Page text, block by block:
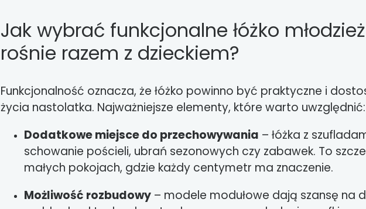
Jak wybrać funkcjonalne łóżko
rośnie razem z dzieckiem?
Funkcjonalność oznacza, że łóżko powinno być praktyczne i
życia nastolatka. Najważniejsze elementy, które warto uwzględnić:
Dodatkowe miejsce do przechowywania – łóżka z
schowanie pościeli, ubrań sezonowych czy zabawek. To
małych pokojach, gdzie każdy centymetr ma znaczenie.
Możliwość rozbudowy – modele modułowe dają szansę na